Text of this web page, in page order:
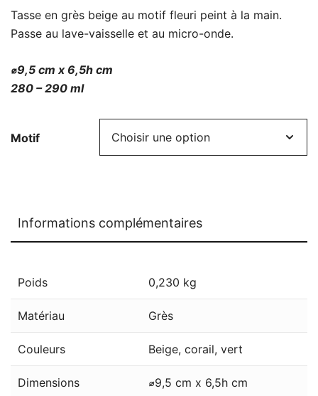
Tasse en grès beige au motif fleuri peint à la main.
Passe au lave-vaisselle et au micro-onde.
⌀9,5 cm x 6,5h cm
280 – 290 ml
Motif
Informations complémentaires
Poids 0,230 kg
Matériau Grès
Couleurs Beige, corail, vert
Dimensions ⌀9,5 cm x 6,5h cm